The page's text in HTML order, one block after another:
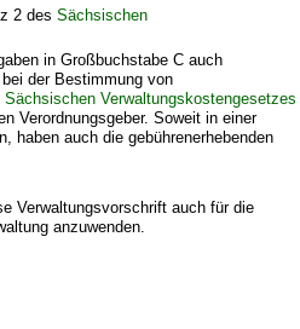
2 des Sächsischen
in Großbuchstabe C auch
der Bestimmung von
Sächsischen Verwaltungskostengesetzes
Verordnungsgeber. Soweit in einer
haben auch die gebührenerhebenden
Verwaltungsvorschrift auch für die
anzuwenden.